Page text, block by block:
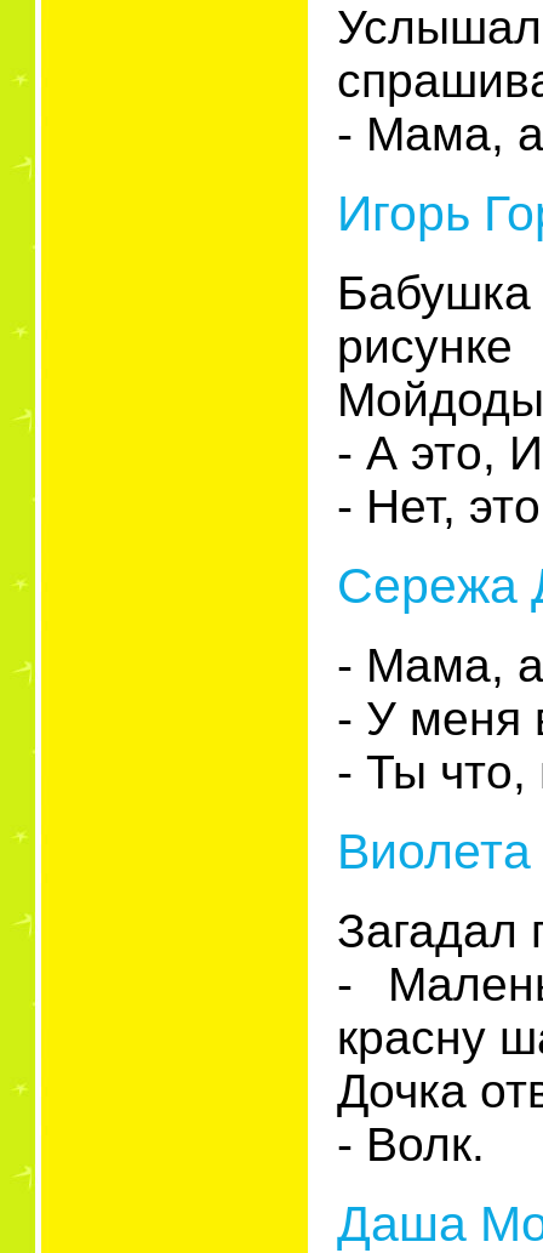
- Мама, а
Игорь
- А это,
- Нет,
Сережа
- Мама, а
- У меня
- Ты что,
Виолета
Загадал
-
красну
Дочка
- Волк.
Даша